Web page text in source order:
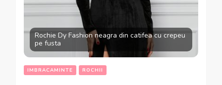
Rochie Dy Fashion neagra din catifea cu crepeu
pe fusta
IMBRACAMINTE ROCHII